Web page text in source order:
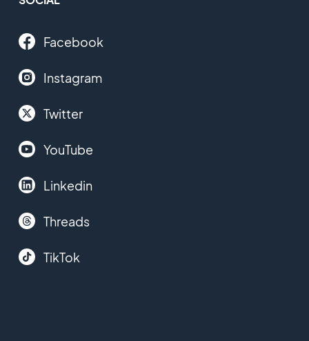
Facebook
Instagram
Twitter
YouTube
Linkedin
Threads
TikTok